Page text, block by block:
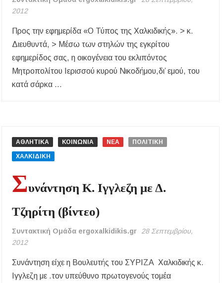
αλλάζει με τον νέο νόμο για ύδρευση και
αποχέτευση
Χαλκιδική: Νεκρός 69χρονος λουόμενος στην
παραλία Σίβηρης
2012
Προς την εφημερίδα «Ο Τύπος της Χαλκιδικής». > κ.
Διευθυντά, > Μέσω των στηλών της εγκρίτου
εφημερίδος σας, η οικογένεια του εκλιπόντος
Μητροπολίτου Ιερισσού κυρού Νικοδήμου,δι’ εμού, του
κατά σάρκα …
ι
στο
ΙΕΡΑ
ΙΕΡΙΣΣΟΥ
ΕΥΧΑΡΙΣΤΗΡΙΟΣ
ΕΠΙΣΤΟΛΗ
ΜΗΤΡΟΠΟΛΙΤΟΥ
ΙΕΡΙΣΣΟΥ
ΑΘΛΗΤΙΚΑ ΚΟΙΝΩΝΙΑ ΝΕΑ ΠΟΛΙΤΙΚΗ
ΧΑΛΚΙΔΙΚΗ
Συνάντηση Κ. Ιγγλεζη με Δ.
Τζηρίτη (βίντεο)
Συντακτική Ομάδα ergoxalkidikis.gr
28 Σεπτεμβρίου,
2012
Συνάντηση είχε η Βουλευτής του ΣΥΡΙΖΑ Χαλκιδικής κ.
Ιγγλεζη με .τον υπεύθυνο πρωτογενούς τομέα